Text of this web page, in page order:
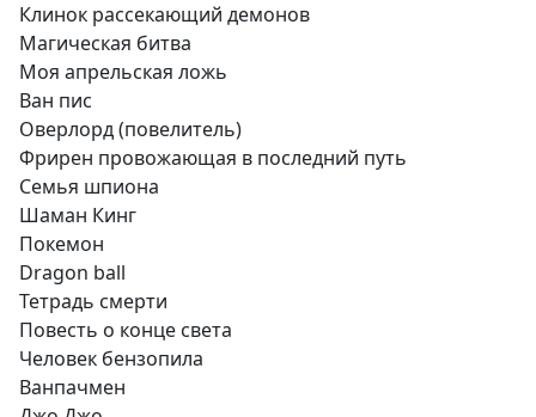
Клинок рассекающий демонов
Магическая битва
Моя апрельская ложь
Ван пис
Оверлорд (повелитель)
Фрирен провожающая в последний путь
Семья шпиона
Шаман Кинг
Покемон
Dragon ball
Тетрадь смерти
Повесть о конце света
Человек бензопила
Ванпачмен